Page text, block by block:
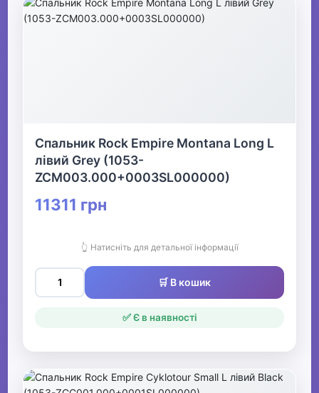
Спальник Rock Empire Montana Long L
лівий Grey (1053-
ZCM003.000+0003SL000000)
11311 грн
👆 Натисніть для детальної інформації
🛒 В кошик
✅ Є в наявності